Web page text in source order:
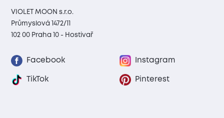
VIOLET MOON s.r.o.
Průmyslová 1472/11
102 00 Praha 10 - Hostivař
Facebook Instagram
TikTok Pinterest